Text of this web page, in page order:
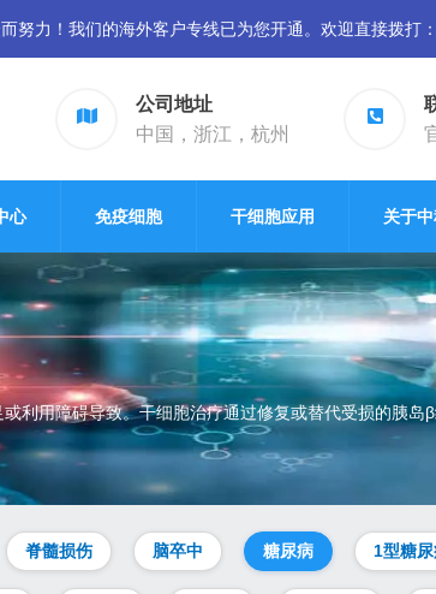
努力！我们的海外客户专线已为您开通。欢迎直接拨打
公司地址
中国，浙江，杭州
心 免疫细胞 干细胞应用 关于
利用障碍导致。干细胞治疗通过修复或替代受损的胰
脊髓损伤 脑卒中 糖尿病 1型糖